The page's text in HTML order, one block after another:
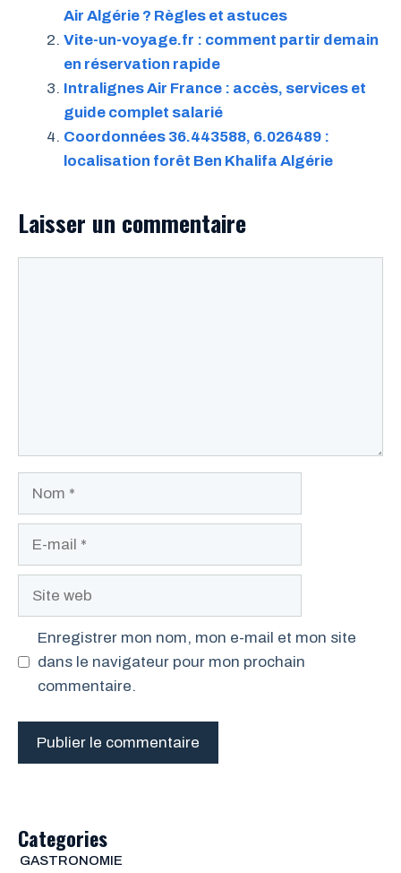
Air Algérie ? Règles et astuces
Vite-un-voyage.fr : comment partir demain
en réservation rapide
Intralignes Air France : accès, services et
guide complet salarié
Coordonnées 36.443588, 6.026489 :
localisation forêt Ben Khalifa Algérie
Laisser un commentaire
Site
Enregistrer mon nom, mon e-mail et mon site
dans le navigateur pour mon prochain
commentaire.
Categories
GASTRONOMIE